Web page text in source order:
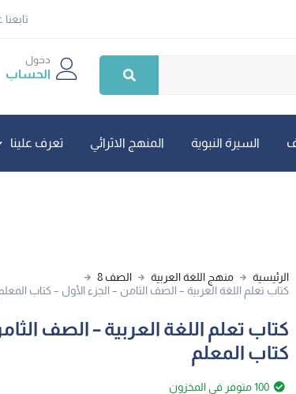
تابعنا
دخول
الحساب
السيرة النبوية المنهج الاثرائي تعرف علينا
الرئيسية منهج اللغة العربية
الصف 8
كتاب تعلم اللغة العربية – الصف الثامن – الجزء الأول – كتاب المعلم
كتاب تعلم اللغة العربية – الصف
كتاب المعلم
100 متوفر في المخزون